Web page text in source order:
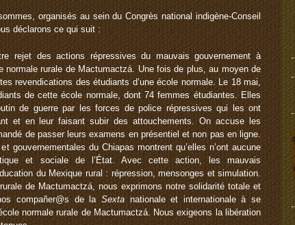
organisés au sein du Congrès national indigène-Conseil
déclarons ce qui suit :
rejet des actions répressives du mauvais gouvernement à
normale rurale de Mactumactzá. Une fois de plus, au moyen de
revendications des étudiants d’une école normale. Le 18 mai,
de cette école normale, dont 74 femmes étudiantes. Elles
de guerre par les forces de police répressives qui les ont
et en leur faisant subir des attouchements. On accuse les
de passer leurs examens en présentiel et non pas en ligne.
gouvernementales du Chiapas montrent qu’elles n’ont aucune
et sociale de l’État. Avec cette action, les mauvais
du Mexique rural : répression, mensonges et simulation.
de Mactumactzá, nous exprimons notre solidarité totale et
compañer@s de la Sextanationale et internationale à se
normale rurale de Mactumactzá. Nous exigeons la libération